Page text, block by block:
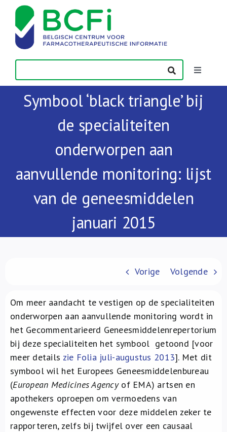
content
Toggle
Nieuws
Contact
Symbool ‘black triangle’ bij
de specialiteiten
onderworpen aan
aanvullende monitoring: lijst
van de geneesmiddelen
januari 2015
Vorige Volgende
Om meer aandacht te vestigen op de specialiteiten
onderworpen aan aanvullende monitoring wordt in
het Gecommentarieerd Geneesmiddelenrepertorium
bij deze specialiteiten het symbool getoond [voor
meer details zie Folia juli-augustus 2013]. Met dit
symbool wil het Europees Geneesmiddelenbureau
(European Medicines Agencyof EMA) artsen en
apothekers oproepen om vermoedens van
ongewenste effecten voor deze middelen zeker te
rapporteren, zelfs bij twijfel over een causaal